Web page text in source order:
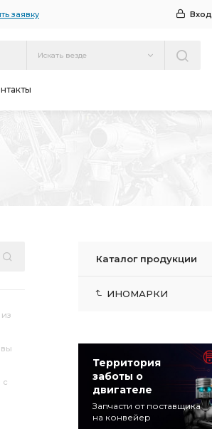
заявку Вход
Искать везде
вы
с
Каталог продукции
ИНОМАРКИ
Территория
заботы о
двигателе
Запчасти от поставщика
на конвейер